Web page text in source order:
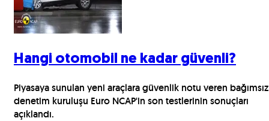
Hangi otomobil ne kadar güvenli?
Piyasaya sunulan yeni araçlara güvenlik notu veren bağımsız
denetim kuruluşu Euro NCAP'in son testlerinin sonuçları
açıklandı.